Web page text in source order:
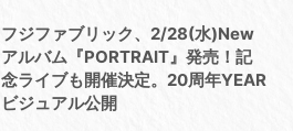
フジファブリック、2/28(水)New
アルバム『PORTRAIT』発売！記
念ライブも開催決定。20周年YEAR
ビジュアル公開